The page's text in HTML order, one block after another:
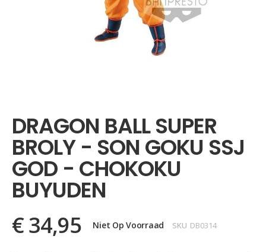
begin
van
de
afbeeldingen-
gallerij
DRAGON BALL SUPER
BROLY - SON GOKU SSJ
GOD - CHOKOKU
BUYUDEN
€ 34,95 Niet Op Voorraad SKU DB0314